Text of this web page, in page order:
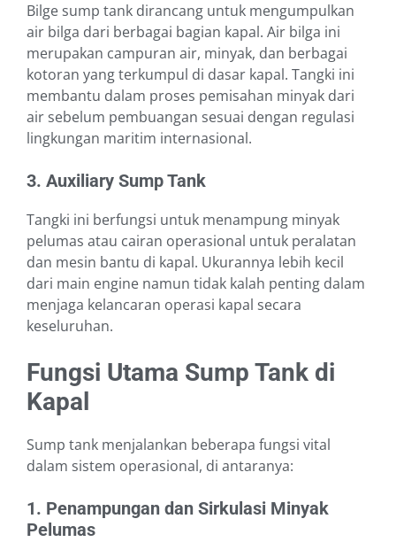
Bilge sump tank dirancang untuk mengumpulkan
air bilga dari berbagai bagian kapal. Air bilga ini
merupakan campuran air, minyak, dan berbagai
kotoran yang terkumpul di dasar kapal. Tangki ini
membantu dalam proses pemisahan minyak dari
air sebelum pembuangan sesuai dengan regulasi
lingkungan maritim internasional.
3. Auxiliary Sump Tank
Tangki ini berfungsi untuk menampung minyak
pelumas atau cairan operasional untuk peralatan
dan mesin bantu di kapal. Ukurannya lebih kecil
dari main engine namun tidak kalah penting dalam
menjaga kelancaran operasi kapal secara
keseluruhan.
Fungsi Utama Sump Tank di
Kapal
Sump tank menjalankan beberapa fungsi vital
dalam sistem operasional, di antaranya:
1. Penampungan dan Sirkulasi Minyak
Pelumas